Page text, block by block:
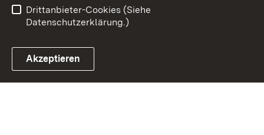
Drittanbieter-Cookies (Siehe
Datenschutzerklärung.)
Akzeptieren